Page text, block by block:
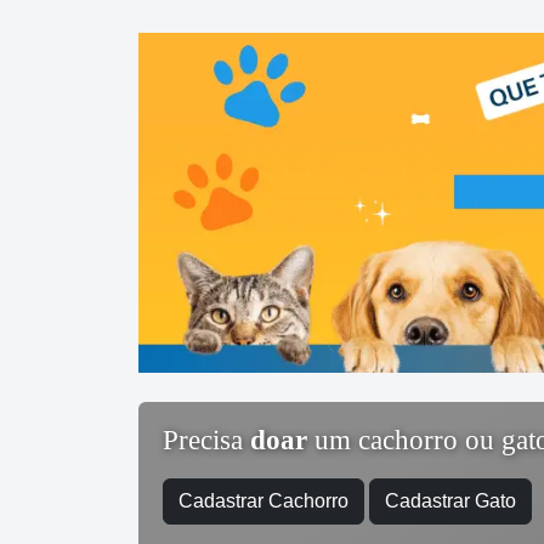
Precisa doar um cachorro ou
Cadastrar Cachorro Cadastrar Gato